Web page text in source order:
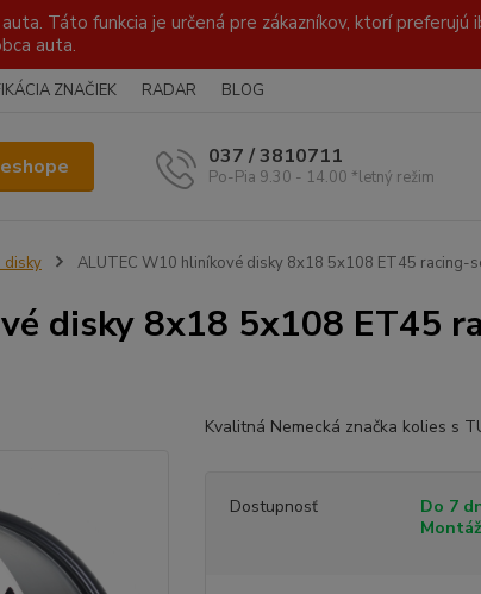
Táto funkcia je určená pre zákazníkov, ktorí
auta.
ZNAČIEK RADAR BLOG
037 / 3810711
Po-Pia 9.30 - 14.00 *letný režim
disky ALUTEC W10 hliníkové disky 8x18 5x108 ET45 racing-
disky 8x18 5x108 ET45
Kvalitná Nemecká značka kolies s
Dostupnosť
Do 7